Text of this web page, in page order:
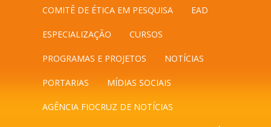
COMITÊ DE ÉTICA EM PESQUISA EAD
ESPECIALIZAÇÃO CURSOS
PROGRAMAS E PROJETOS NOTÍCIAS
PORTARIAS MÍDIAS SOCIAIS
AGÊNCIA FIOCRUZ DE NOTÍCIAS